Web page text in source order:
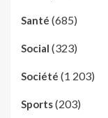
Santé (685)
Social (323)
Société (1 203)
Sports(203)